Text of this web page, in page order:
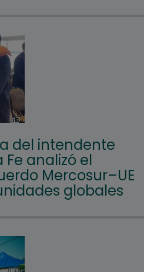
del intendente
Fe analizó el
Mercosur–UE
globales